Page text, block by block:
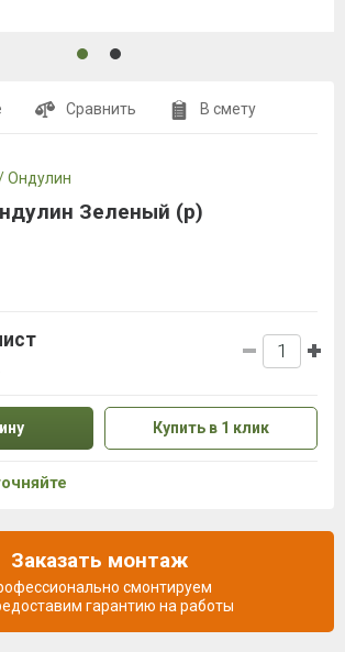
Сравнить В смету
Ондулин
Зеленый (р)
Купить в 1 клик
Заказать монтаж
смонтируем
гарантию на работы